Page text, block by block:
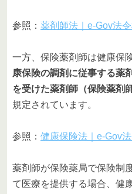
参照： 薬剤師法｜e-Gov法
一方、保険薬剤師は健康保
康保険の調剤に従事する薬
を受けた薬剤師（保険薬剤
規定されています。
参照： 健康保険法｜e-Gov
薬剤師が保険薬局で保険制
て医療を提供する場合、健